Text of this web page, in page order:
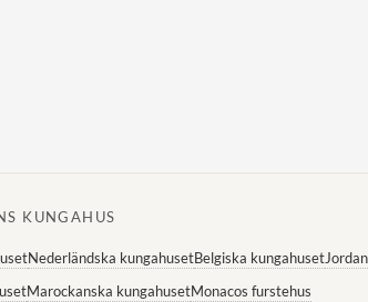
KUNGAHUS
Nederländska kungahusetBelgiska kungahuset
Marockanska kungahusetMonacos furstehus